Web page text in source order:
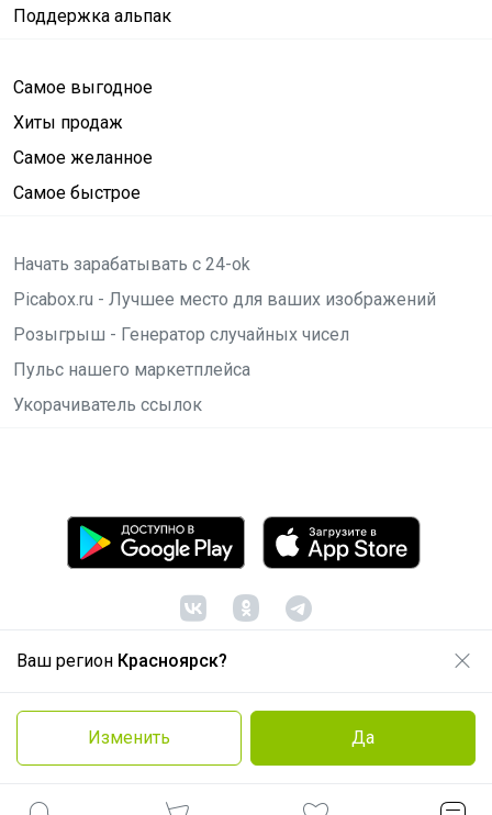
Ваш регион Красноярск?
Изменить Да
Поддержка альпак
Самое выгодное
Хиты продаж
Самое желанное
Самое быстрое
Начать зарабатывать с 24-ok
Picabox.ru - Лучшее место для ваших изображений
Розыгрыш - Генератор случайных чисел
Пульс нашего маркетплейса
Укорачиватель ссылок
© ООО "Лявита", ОГРН 1122468054070, 2012 -2026
Политика конфиденциальности
Cоглашение пользователя